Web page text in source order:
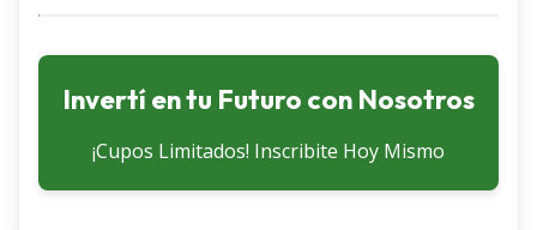
Invertí en tu Futuro con Nosotros
¡Cupos Limitados! Inscribite Hoy Mismo